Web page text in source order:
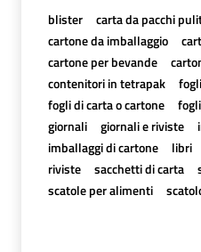
blister carta da pacchi
cartone da imballaggio
cartone per bevande
contenitori in tetrapak
fogli di carta o cartone
giornali
giornali e riviste
imballaggi di cartone
libri
riviste
sacchetti di carta
scatole per alimenti